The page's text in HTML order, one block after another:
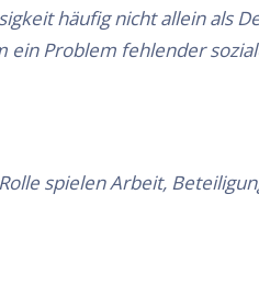
häufig nicht allein als
ein Problem fehlender
spielen Arbeit,